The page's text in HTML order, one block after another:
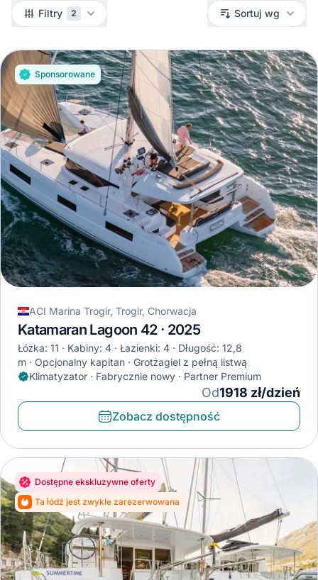
Filtry Filtry 2 Sortuj wg
Sponsorowane
ACI Marina Trogir, Trogir, Chorwacja
Katamaran Lagoon 42 · 2025
Łóżka: 11 Kabiny: 4 Łazienki: 4
Długość: 12,8
m
Opcjonalny kapitan
Grotżagiel z pełną listwą
Klimatyzator · Fabrycznie nowy · Partner Premium
Od1918 zł/dzień
Zobacz dostępność
Dostępne ekskluzywne oferty
Ta łódź jest zwykle zarezerwowana